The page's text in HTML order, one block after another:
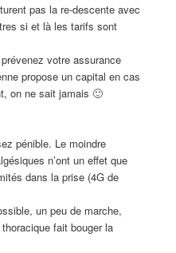
pas la re-descente avec
si et là les tarifs sont
prévenez votre assurance
propose un capital en cas
on ne sait jamais 🙂
pénible. Le moindre
n’ont un effet que
dans la prise (4G de
un peu de marche,
fait bouger la